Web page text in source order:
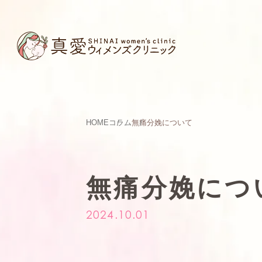
HOME コラム無痛分娩について
無痛分娩につ
2024.10.01